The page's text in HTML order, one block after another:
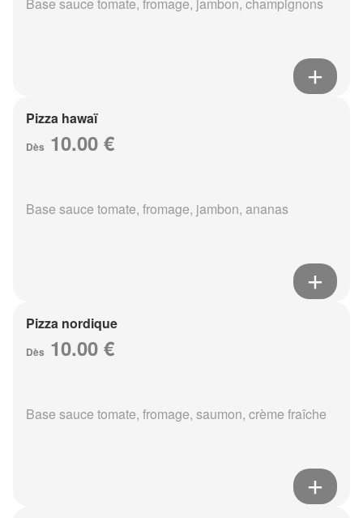
Base sauce tomate, fromage, jambon, champignons
Pizza hawaï
Dès 10.00 €
Base sauce tomate, fromage, jambon, ananas
Pizza nordique
Dès 10.00 €
Base sauce tomate, fromage, saumon, crème fraîche